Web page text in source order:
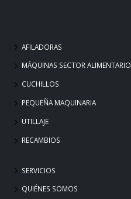
AFILADORAS
MÁQUINAS SECTOR ALIMENTARIO
CUCHILLOS
PEQUEÑA MAQUINARIA
UTILLAJE
RECAMBIOS
SERVICIOS
QUIÉNES SOMOS